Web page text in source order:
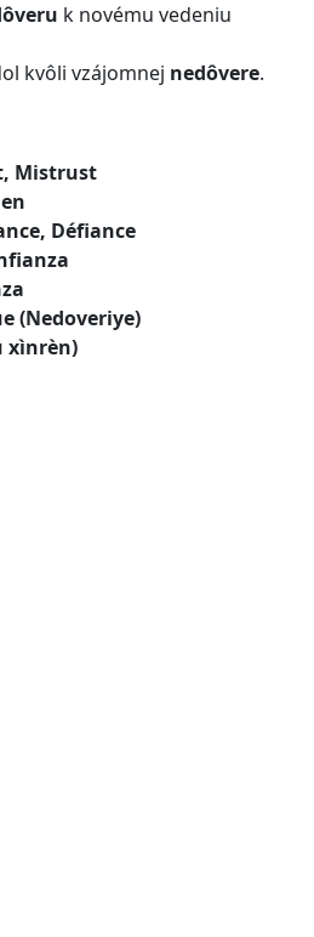
k novému vedeniu
kvôli vzájomnej nedôvere.
Mistrust
Défiance
(Nedoveriye)
xìnrèn)